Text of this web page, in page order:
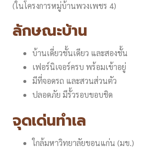
(ในโครงการหมู่บ้านพวงเพชร 4)
ลักษณะบ้าน
บ้านเดี่ยวชั้นเดียว และสองชั้น
เฟอร์นิเจอร์ครบ พร้อมเข้าอยู่
มีที่จอดรถ และสวนส่วนตัว
ปลอดภัย มีรั้วรอบขอบชิด
จุดเด่นทำเล
ใกล้มหาวิทยาลัยขอนแก่น (มข.)